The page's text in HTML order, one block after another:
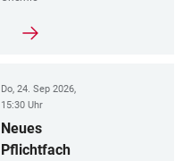
Do, 24. Sep 2026,
15:30 Uhr
Neues
Pflichtfach